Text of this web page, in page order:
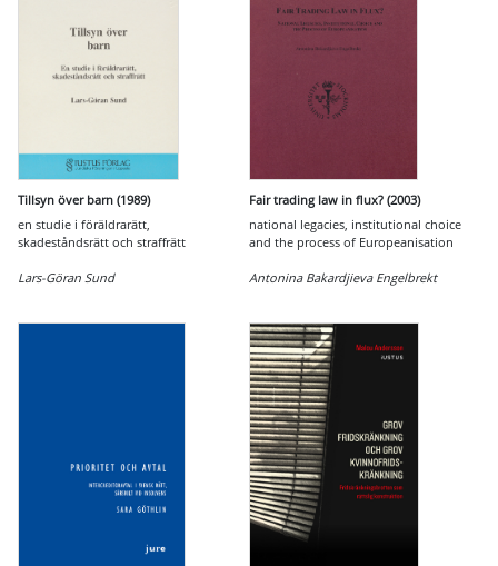
Tillsyn över barn (1989)
en studie i föräldrarätt,
skadeståndsrätt och straffrätt
Lars-Göran Sund
Fair trading law in flux? (2003)
national legacies, institutional choice
and the process of Europeanisation
Antonina Bakardjieva Engelbrekt